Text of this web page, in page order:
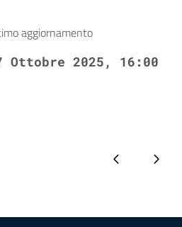
aggiornamento
Ottobre 2025, 16:00
Pagina precedentePagina successiva